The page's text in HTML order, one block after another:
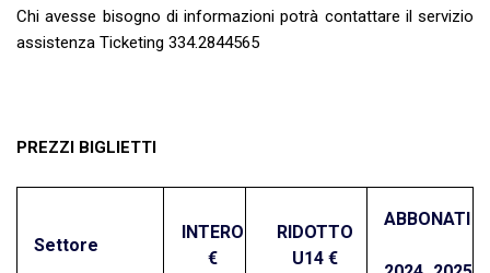
Chi avesse bisogno di informazioni potrà contattare il servizio
assistenza Ticketing 334.2844565
PREZZI BIGLIETTI
Settore
INTERO
€
RIDOTTO
U14 €
ABBONATI